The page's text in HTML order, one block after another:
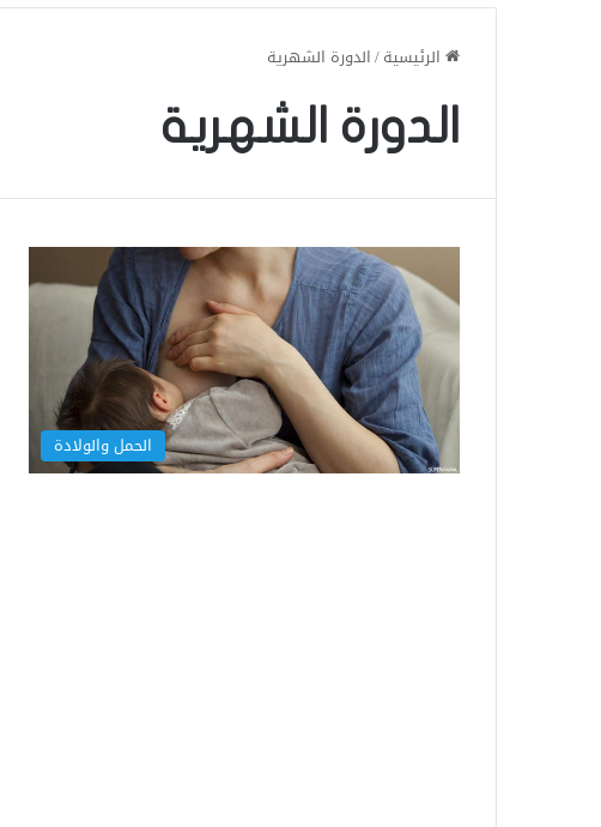
الرئيسية/الدورة الشهرية
الدورة الشهرية
الحمل والولادة